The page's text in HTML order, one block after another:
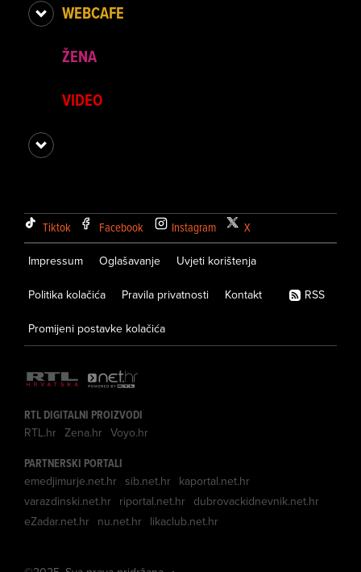
WEBCAFE
ŽENA
VIDEO
Tiktok Facebook Instagram X
Impressum Oglašavanje Uvjeti korištenja
Politika kolačića Pravila privatnosti Kontakt
Promijeni postavke kolačića
RSS
RTL DIGITALNI PROIZVODI
RTL.hr Zena.hr Voyo.hr
PARTNERSKI PORTALI
emedjimurje.net.hr sib.net.hr kaportal.net.hr
varazdinski.net.hr riportal.net.hr dubrovackidnevnik.net.hr
eZadar.net.hr nu.net.hr likaclub.net.hr